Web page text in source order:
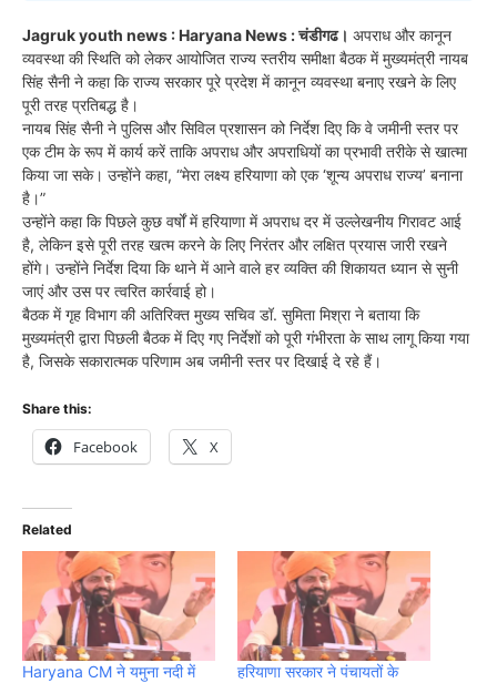
Jagruk youth news : Haryana News : चंडीगढ। अपराध और कानून
व्यवस्था की स्थिति को लेकर आयोजित राज्य स्तरीय समीक्षा बैठक में मुख्यमंत्री नायब
सिंह सैनी ने कहा कि राज्य सरकार पूरे प्रदेश में कानून व्यवस्था बनाए रखने के लिए
पूरी तरह प्रतिबद्ध है।
नायब सिंह सैनी ने पुलिस और सिविल प्रशासन को निर्देश दिए कि वे जमीनी स्तर पर
एक टीम के रूप में कार्य करें ताकि अपराध और अपराधियों का प्रभावी तरीके से खात्मा
किया जा सके। उन्होंने कहा, “मेरा लक्ष्य हरियाणा को एक ‘शून्य अपराध राज्य’ बनाना
है।”
उन्होंने कहा कि पिछले कुछ वर्षों में हरियाणा में अपराध दर में उल्लेखनीय गिरावट आई
है, लेकिन इसे पूरी तरह खत्म करने के लिए निरंतर और लक्षित प्रयास जारी रखने
होंगे। उन्होंने निर्देश दिया कि थाने में आने वाले हर व्यक्ति की शिकायत ध्यान से सुनी
जाएं और उस पर त्वरित कार्रवाई हो।
बैठक में गृह विभाग की अतिरिक्त मुख्य सचिव डॉ. सुमिता मिश्रा ने बताया कि
मुख्यमंत्री द्वारा पिछली बैठक में दिए गए निर्देशों को पूरी गंभीरता के साथ लागू किया गया
है, जिसके सकारात्मक परिणाम अब जमीनी स्तर पर दिखाई दे रहे हैं।
Share this:
Facebook X
Related
Haryana CM ने यमुना नदी में
हरियाणा सरकार ने पंचायतों के